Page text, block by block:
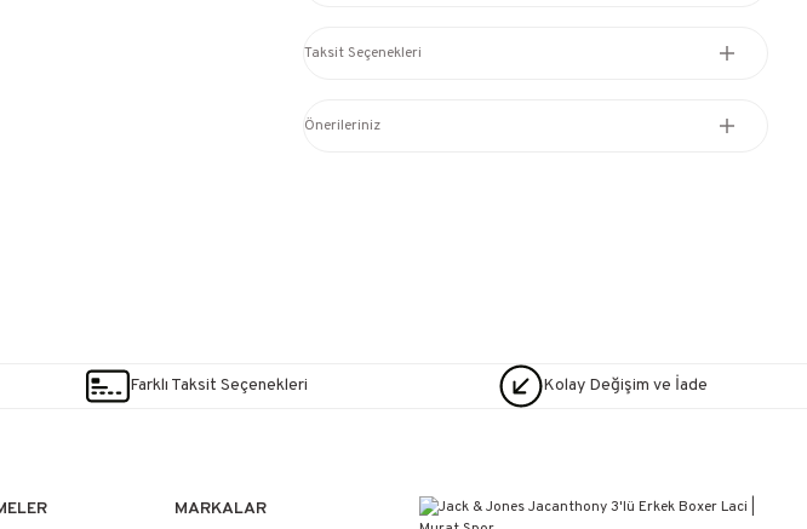
Taksit Seçenekleri
Önerileriniz
Farklı Taksit Seçenekleri Kolay Değişim ve İade
MARKALAR